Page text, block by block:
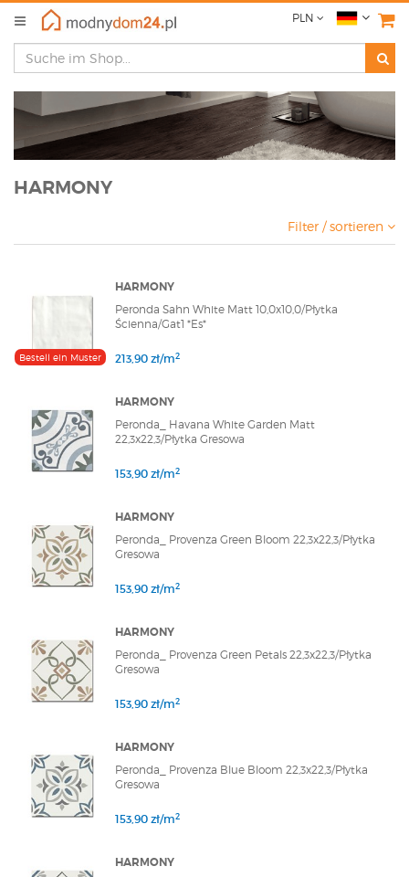
PLN
HARMONY
Filter / sortieren
Bestell ein Muster
HARMONY
Peronda Sahn White Matt 10,0x10,0/Płytka
Ścienna/Gat1 *Es*
213,90 zł/m2
HARMONY
Peronda_ Havana White Garden Matt
22,3x22,3/Płytka Gresowa
153,90 zł/m2
HARMONY
Peronda_ Provenza Green Bloom 22,3x22,3/Płytka
Gresowa
153,90 zł/m2
HARMONY
Peronda_ Provenza Green Petals 22,3x22,3/Płytka
Gresowa
153,90 zł/m2
HARMONY
Peronda_ Provenza Blue Bloom 22,3x22,3/Płytka
Gresowa
153,90 zł/m2
HARMONY